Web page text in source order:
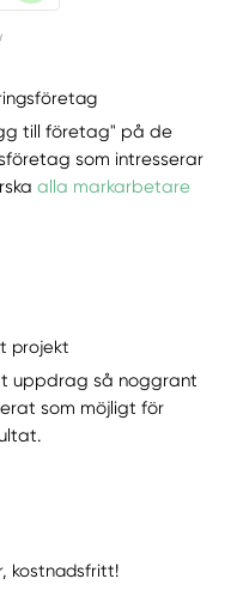
till företag" på de
som intresserar
alla markarbetare
projekt
uppdrag så noggrant
som möjligt för
kostnadsfritt!